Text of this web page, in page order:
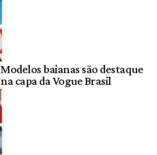
Modelos baianas são destaque
na capa da Vogue Brasil